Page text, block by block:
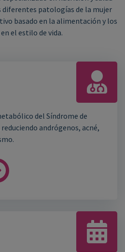
patologías de la mujer
basado en la alimentación y los
el estilo de vida.
del Síndrome de
andrógenos, acné,